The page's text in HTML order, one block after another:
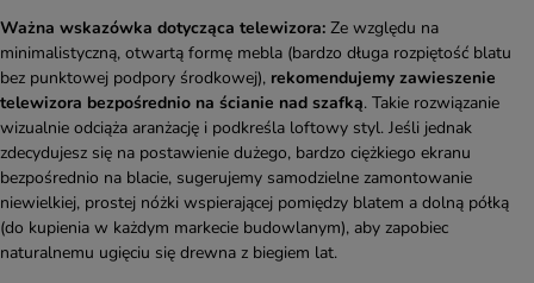
Ważna wskazówka dotycząca telewizora: Ze względu na
minimalistyczną, otwartą formę mebla (bardzo długa rozpiętość blatu
bez punktowej podpory środkowej), rekomendujemy zawieszenie
telewizora bezpośrednio na ścianie nad szafką. Takie rozwiązanie
wizualnie odciąża aranżację i podkreśla loftowy styl. Jeśli jednak
zdecydujesz się na postawienie dużego, bardzo ciężkiego ekranu
bezpośrednio na blacie, sugerujemy samodzielne zamontowanie
niewielkiej, prostej nóżki wspierającej pomiędzy blatem a dolną półką
(do kupienia w każdym markecie budowlanym), aby zapobiec
naturalnemu ugięciu się drewna z biegiem lat.